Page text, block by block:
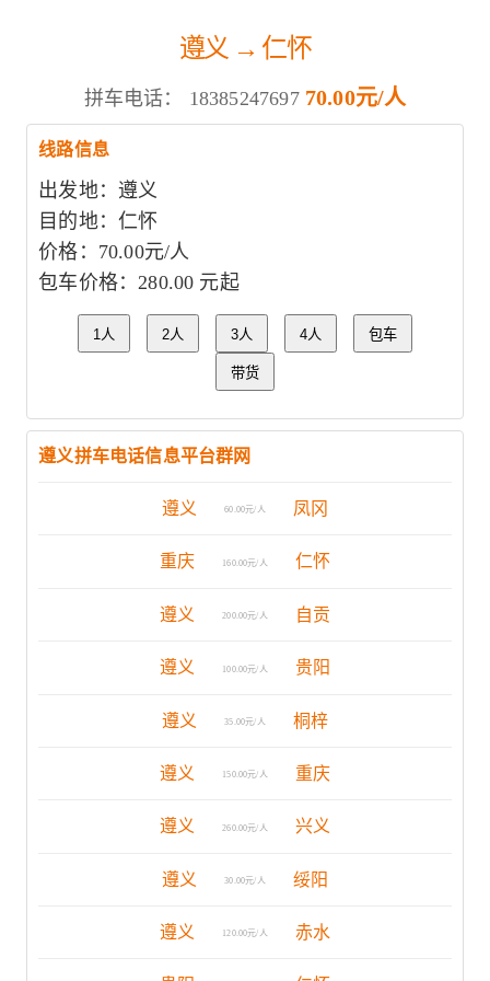
遵义 → 仁怀
拼车电话： 18385247697 70.00元/人
线路信息
出发地：遵义
目的地：仁怀
价格：70.00元/人
包车价格：280.00 元起
1人 2人 3人 4人 包车
带货
遵义拼车电话信息平台群网
遵义 60.00元/人 凤冈
重庆 160.00元/人 仁怀
遵义 200.00元/人 自贡
遵义 100.00元/人 贵阳
遵义 35.00元/人 桐梓
遵义 150.00元/人 重庆
遵义 260.00元/人 兴义
遵义 30.00元/人 绥阳
遵义 120.00元/人 赤水